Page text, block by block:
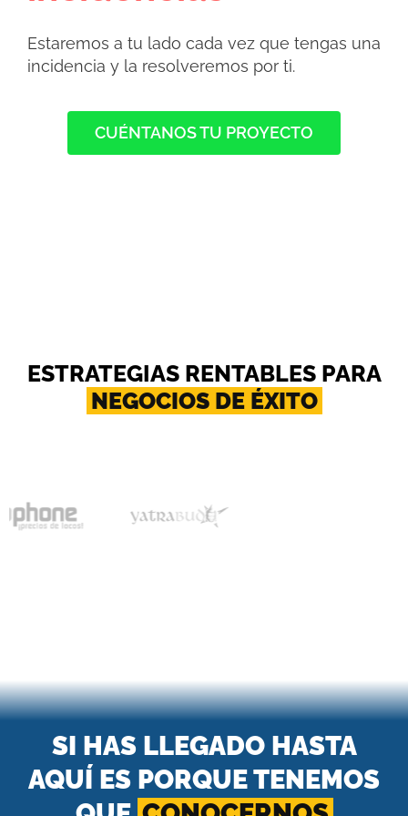
Estaremos a tu lado cada vez que tengas una
incidencia y la resolveremos por ti.
CUÉNTANOS TU PROYECTO
ESTRATEGIAS RENTABLES PARA
NEGOCIOS DE ÉXITO
SI HAS LLEGADO HASTA
AQUÍ ES PORQUE TENEMOS